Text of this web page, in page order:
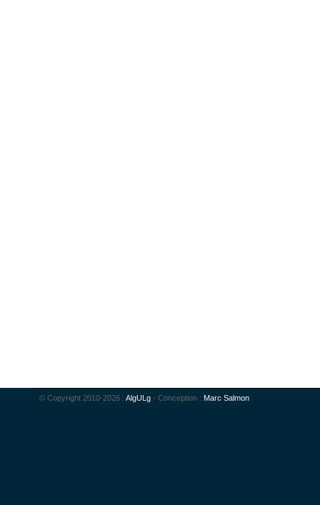
© Copyright 2010-2026 : AlgULg - Conception : Marc Salmon